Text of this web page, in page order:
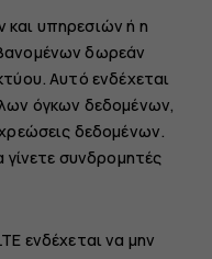
υπηρεσιών ή η
δωρεάν
Αυτό ενδέχεται
όγκων δεδομένων,
δεδομένων.
γίνετε συνδρομητές
ενδέχεται να μην